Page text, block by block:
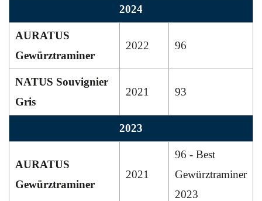
2024
AURATUS
Gewürztraminer
2022 96
NATUS Souvignier
Gris
2021 93
2023
AURATUS
Gewürztraminer
2021
96 - Best
Gewürztraminer
2023